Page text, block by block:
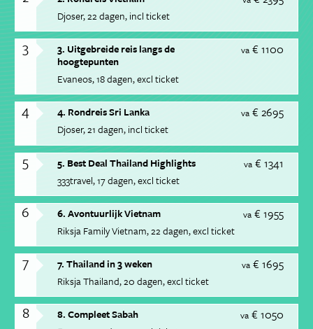
Djoser 22 dagen incl ticket
3 va € 1100
3. Uitgebreide reis langs de
hoogtepunten
Evaneos 18 dagen excl ticket
4 va € 2695
4. Rondreis Sri Lanka
Djoser 21 dagen incl ticket
5 va € 1341
5. Best Deal Thailand Highlights
333travel 17 dagen excl ticket
6 va € 1955
6. Avontuurlijk Vietnam
Riksja Family Vietnam 22 dagen excl ticket
7 va € 1695
7. Thailand in 3 weken
Riksja Thailand 20 dagen excl ticket
8 va € 1050
8. Compleet Sabah